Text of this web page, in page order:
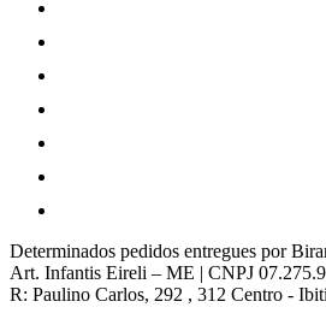
Determinados pedidos entregues por
Art. Infantis Eireli – ME | CNPJ
R: Paulino Carlos, 292 , 312 Centro -